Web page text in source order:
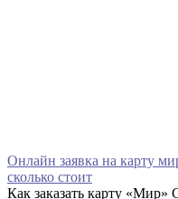
Онлайн заявка на карту
сколько стоит
Как заказать карту